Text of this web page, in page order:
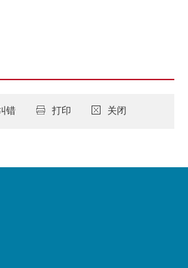
关闭
打印
错